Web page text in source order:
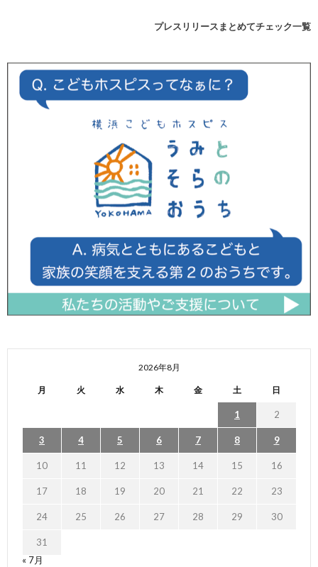
プレスリリースまとめてチェック一覧
2026年8月
月 火 水 木 金 土 日
1 2
3 4 5 6 7 8 9
10 11 12 13 14 15 16
17 18 19 20 21 22 23
24 25 26 27 28 29 30
31
« 7月